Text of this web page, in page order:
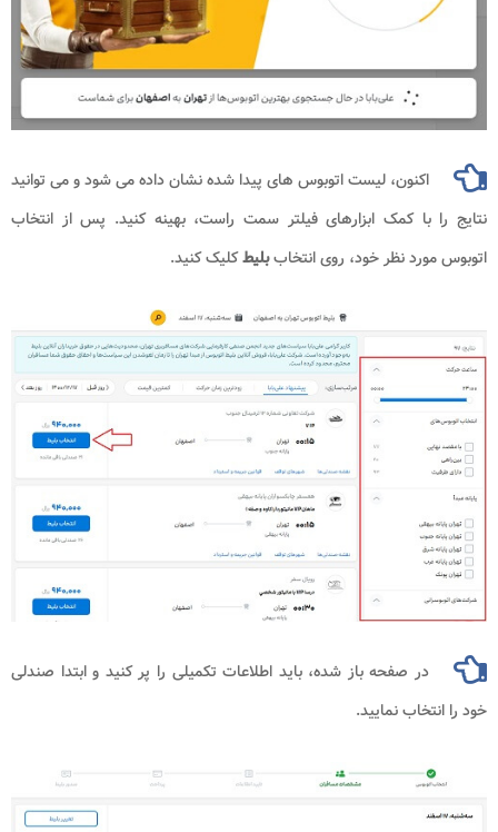
اکنون، لیست اتوبوس های پیدا شده نشان داده می شود و می توانید
با کمک ابزارهای فیلتر سمت راست، بهینه کنید. پس از انتخاب
نظر خود، روی انتخاببلیطکلیک کنید.
در صفحه باز شده، باید اطلاعات تکمیلی را پر کنید و ابتدا صندلی
نمایید.